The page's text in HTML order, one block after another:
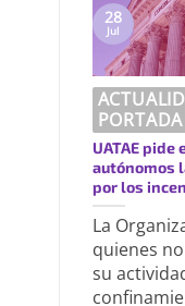
UATAE pide
autónomos
por los
La
quienes
su
28
Jul